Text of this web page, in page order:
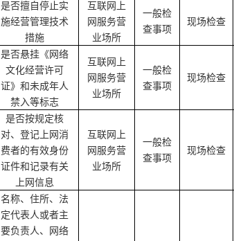
是否擅自停止实
施经营管理技术
措施
互联网上
网服务营
业场所
一般检
查事项
现场检查
是否悬挂《网络
文化经营许可
证》和未成年人
禁入等标志
互联网上
网服务营
业场所
一般检
查事项
现场检查
是否按规定核
对、登记上网消
费者的有效身份
证件和记录有关
上网信息
互联网上
网服务营
业场所
一般检
查事项
现场检查
名称、住所、法
定代表人或者主
要负责人、网络